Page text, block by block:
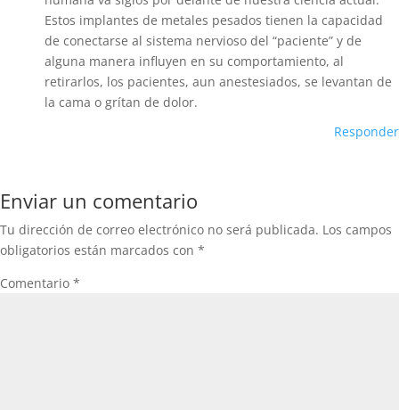
Estos implantes de metales pesados tienen la capacidad
de conectarse al sistema nervioso del “paciente” y de
alguna manera influyen en su comportamiento, al
retirarlos, los pacientes, aun anestesiados, se levantan de
la cama o grítan de dolor.
Responder
Enviar un comentario
Tu dirección de correo electrónico no será publicada. Los campos
obligatorios están marcados con *
Comentario *